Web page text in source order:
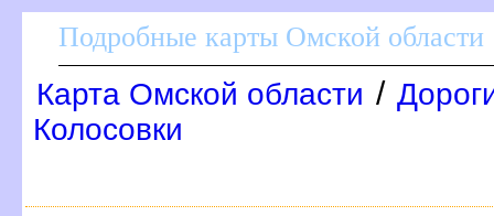
Подробные карты Омской области
Карта Омской области /
Колосовки